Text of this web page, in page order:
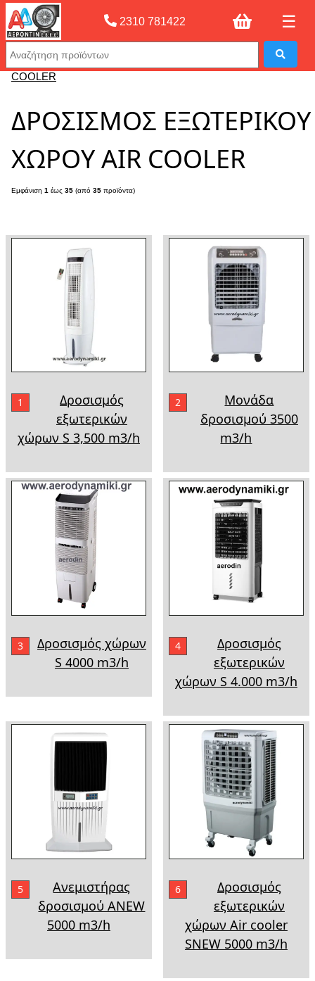
Αρχική σελίδας»ΔΡΟΣΙΣΜΟΣ ΕΞΩΤΕΡΙΚΟΥ ΧΩΡΟΥ AIR
COOLER
2310 781422 ☰
ΔΡΟΣΙΣΜΟΣ ΕΞΩΤΕΡΙΚΟΥ
ΧΩΡΟΥ AIR COOLER
Εμφάνιση 1 έως 35 (από 35 προϊόντα)
1
Δροσισμός
εξωτερικών
χώρων S 3,500 m3/h
2
Μονάδα
δροσισμού 3500
m3/h
3
Δροσισμός χώρων
S 4000 m3/h
4
Δροσισμός
εξωτερικών
χώρων S 4.000 m3/h
5
Ανεμιστήρας
δροσισμού ANEW
5000 m3/h
6
Δροσισμός
εξωτερικών
χώρων Air cooler
SNEW 5000 m3/h